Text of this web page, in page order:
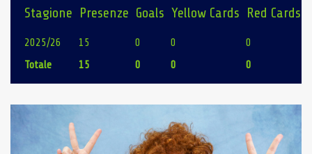
Stagione Presenze Goals Yellow Cards Red Cards
2025/26 15 0 0 0
Totale
15 0 0 0